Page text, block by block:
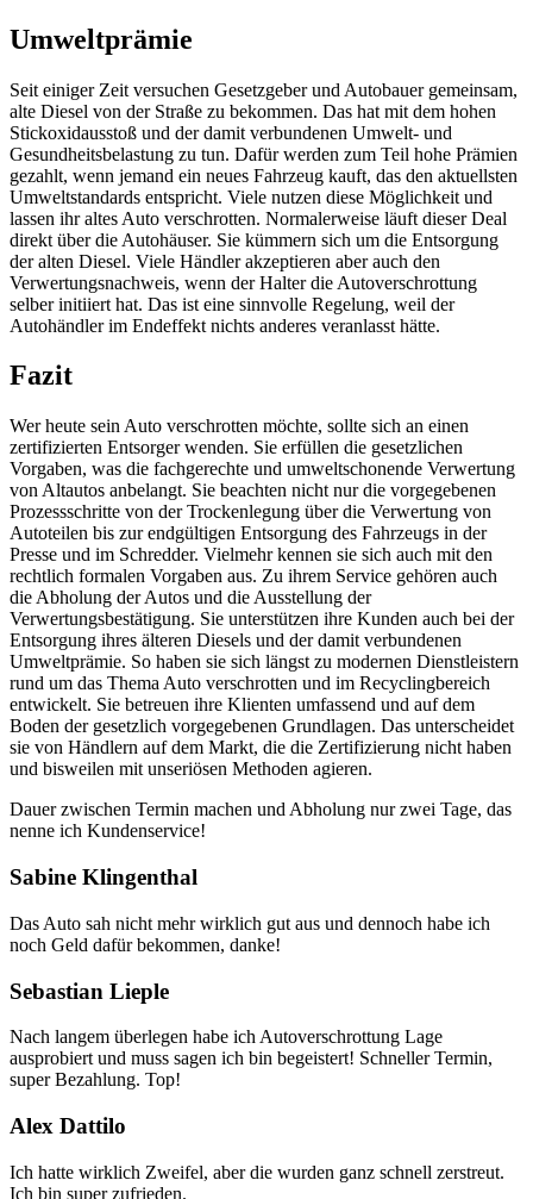
Umweltprämie
Seit einiger Zeit versuchen Gesetzgeber und Autobauer gemeinsam,
alte Diesel von der Straße zu bekommen. Das hat mit dem hohen
Stickoxidausstoß und der damit verbundenen Umwelt- und
Gesundheitsbelastung zu tun. Dafür werden zum Teil hohe Prämien
gezahlt, wenn jemand ein neues Fahrzeug kauft, das den aktuellsten
Umweltstandards entspricht. Viele nutzen diese Möglichkeit und
lassen ihr altes Auto verschrotten. Normalerweise läuft dieser Deal
direkt über die Autohäuser. Sie kümmern sich um die Entsorgung
der alten Diesel. Viele Händler akzeptieren aber auch den
Verwertungsnachweis, wenn der Halter die Autoverschrottung
selber initiiert hat. Das ist eine sinnvolle Regelung, weil der
Autohändler im Endeffekt nichts anderes veranlasst hätte.
Fazit
Wer heute sein Auto verschrotten möchte, sollte sich an einen
zertifizierten Entsorger wenden. Sie erfüllen die gesetzlichen
Vorgaben, was die fachgerechte und umweltschonende Verwertung
von Altautos anbelangt. Sie beachten nicht nur die vorgegebenen
Prozessschritte von der Trockenlegung über die Verwertung von
Autoteilen bis zur endgültigen Entsorgung des Fahrzeugs in der
Presse und im Schredder. Vielmehr kennen sie sich auch mit den
rechtlich formalen Vorgaben aus. Zu ihrem Service gehören auch
die Abholung der Autos und die Ausstellung der
Verwertungsbestätigung. Sie unterstützen ihre Kunden auch bei der
Entsorgung ihres älteren Diesels und der damit verbundenen
Umweltprämie. So haben sie sich längst zu modernen Dienstleistern
rund um das Thema Auto verschrotten und im Recyclingbereich
entwickelt. Sie betreuen ihre Klienten umfassend und auf dem
Boden der gesetzlich vorgegebenen Grundlagen. Das unterscheidet
sie von Händlern auf dem Markt, die die Zertifizierung nicht haben
und bisweilen mit unseriösen Methoden agieren.
Dauer zwischen Termin machen und Abholung nur zwei Tage, das
nenne ich Kundenservice!
Sabine Klingenthal
Das Auto sah nicht mehr wirklich gut aus und dennoch habe ich
noch Geld dafür bekommen, danke!
Sebastian Lieple
Nach langem überlegen habe ich Autoverschrottung Lage
ausprobiert und muss sagen ich bin begeistert! Schneller Termin,
super Bezahlung. Top!
Alex Dattilo
Ich hatte wirklich Zweifel, aber die wurden ganz schnell zerstreut.
Ich bin super zufrieden.